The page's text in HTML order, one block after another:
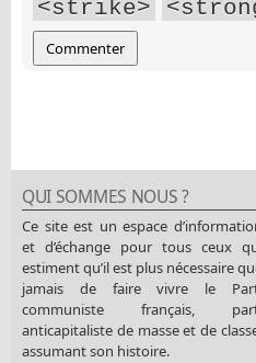
<strike>
QUI SOMMES NOUS ?
Ce site est un espace
et d’échange pour tous ceux
estiment qu’il est plus nécessaire
jamais de faire vivre le
communiste français,
anticapitaliste de masse et de
assumant son histoire.